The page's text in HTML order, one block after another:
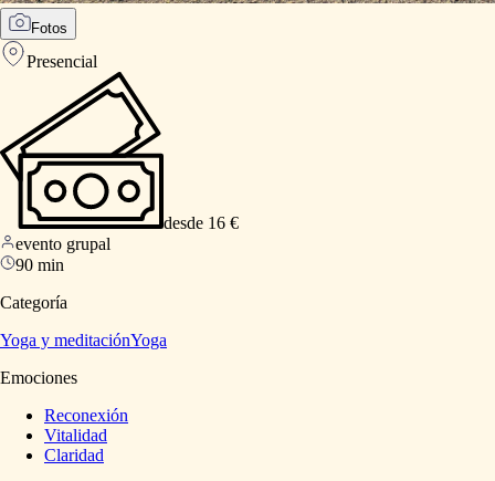
Fotos
Presencial
desde 16 €
evento grupal
90 min
Categoría
Yoga y meditaciónYoga
Emociones
Reconexión
Vitalidad
Claridad